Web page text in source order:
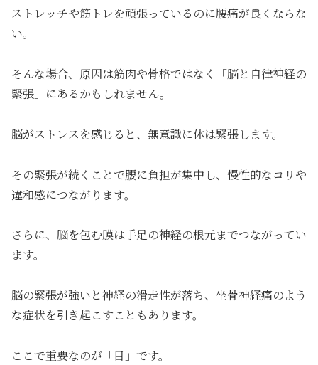
ストレッチや筋トレを頑張っているのに腰痛が良くならな
い。
そんな場合、原因は筋肉や骨格ではなく「脳と自律神経の
緊張」にあるかもしれません。
脳がストレスを感じると、無意識に体は緊張します。
その緊張が続くことで腰に負担が集中し、慢性的なコリや
違和感につながります。
さらに、脳を包む膜は手足の神経の根元までつながってい
ます。
脳の緊張が強いと神経の滑走性が落ち、坐骨神経痛のよう
な症状を引き起こすこともあります。
ここで重要なのが「目」です。